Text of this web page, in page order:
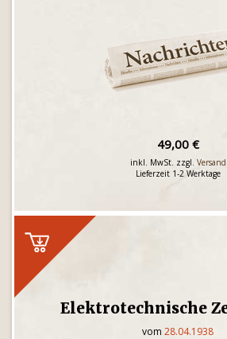
49,00 €
inkl. MwSt. zzgl. Versand
Lieferzeit 1-2 Werktage
Elektrotechnische
vom 28.04.1938